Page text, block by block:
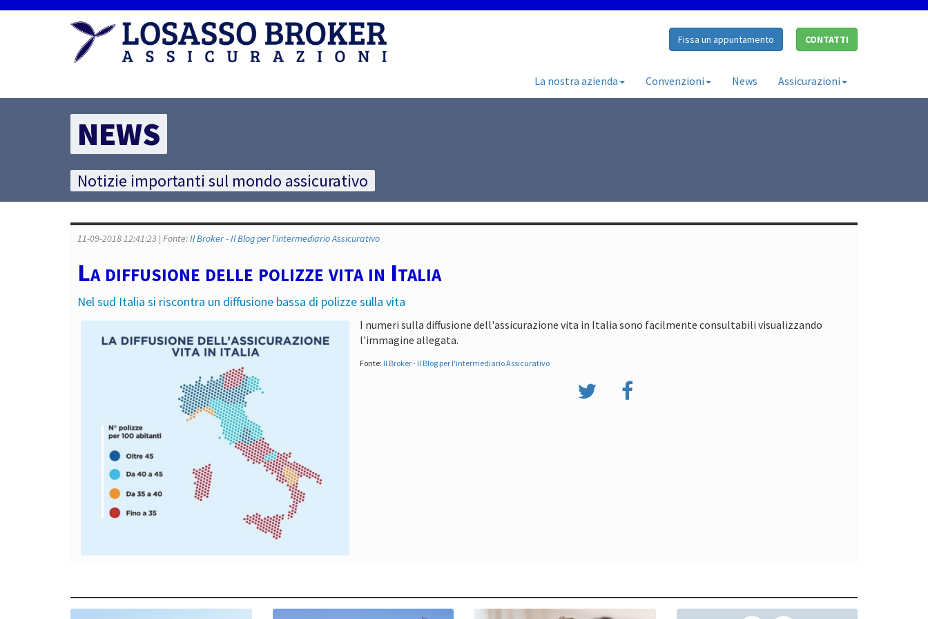
Fissa un appuntamento CONTATTI
La nostra azienda Convenzioni News Assicurazioni
NEWS
Notizie importanti sul mondo assicurativo
11-09-2018 12:41:23 | Fonte:Il Broker - Il Blog per l'intermediario Assicurativo
La diffusione delle polizze vita in Italia
Nel sud Italia si riscontra un diffusione bassa di polizze sulla vita
I numeri sulla diffusione dell'assicurazione vita in Italia sono facilmente consultabili visualizzando
l'immagine allegata.
Fonte: Il Broker - Il Blog per l'intermediario Assicurativo